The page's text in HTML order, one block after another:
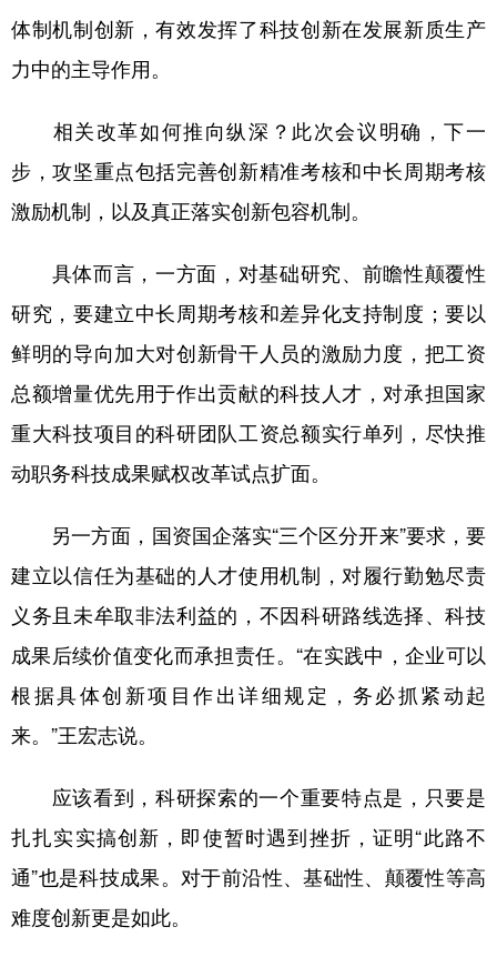
体制机制创新，有效发挥了科技创新在发展新质生产
力中的主导作用。
相关改革如何推向纵深？此次会议明确，下一
步，攻坚重点包括完善创新精准考核和中长周期考核
激励机制，以及真正落实创新包容机制。
具体而言，一方面，对基础研究、前瞻性颠覆性
研究，要建立中长周期考核和差异化支持制度；要以
鲜明的导向加大对创新骨干人员的激励力度，把工资
总额增量优先用于作出贡献的科技人才，对承担国家
重大科技项目的科研团队工资总额实行单列，尽快推
动职务科技成果赋权改革试点扩面。
另一方面，国资国企落实“三个区分开来”要求，要
建立以信任为基础的人才使用机制，对履行勤勉尽责
义务且未牟取非法利益的，不因科研路线选择、科技
成果后续价值变化而承担责任。“在实践中，企业可以
根据具体创新项目作出详细规定，务必抓紧动起
来。”王宏志说。
应该看到，科研探索的一个重要特点是，只要是
扎扎实实搞创新，即使暂时遇到挫折，证明“此路不
通”也是科技成果。对于前沿性、基础性、颠覆性等高
难度创新更是如此。